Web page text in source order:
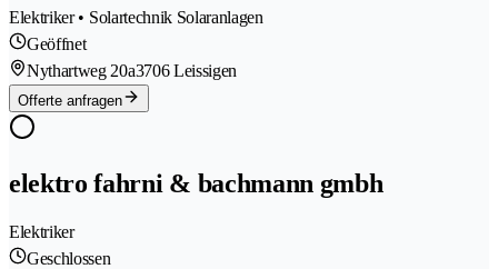
Elektriker • Solartechnik Solaranlagen
Geöffnet
Nythartweg 20a3706 Leissigen
Offerte anfragen
elektro fahrni & bachmann gmbh
Elektriker
Geschlossen